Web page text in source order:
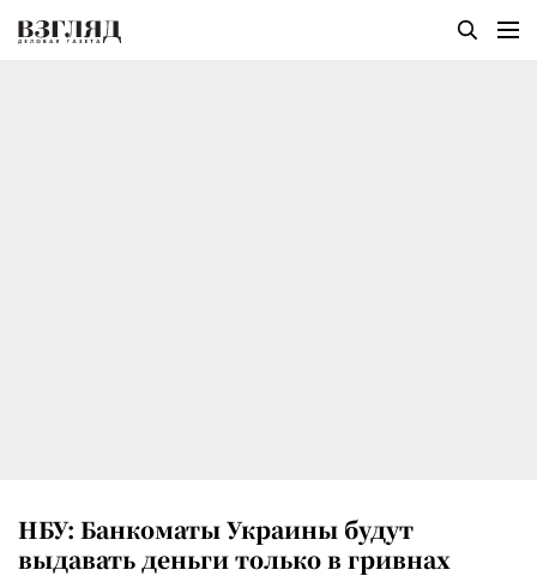
НБУ: Банкоматы Украины будут
выдавать деньги только в гривнах